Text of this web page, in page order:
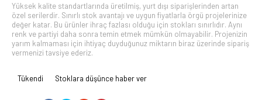
Yüksek kalite standartlarında üretilmiş, yurt dışı siparişlerinden artan
özel serilerdir. Sınırlı stok avantajı ve uygun fiyatlarla örgü projelerinize
değer katar. Bu ürünler ihraç fazlası olduğu için stokları sınırlıdır. Aynı
renk ve partiyi daha sonra temin etmek mümkün olmayabilir. Projenizin
yarım kalmaması için ihtiyaç duyduğunuz miktarın biraz üzerinde sipariş
vermenizi tavsiye ederiz.
Tükendi Stoklara düşünce haber ver